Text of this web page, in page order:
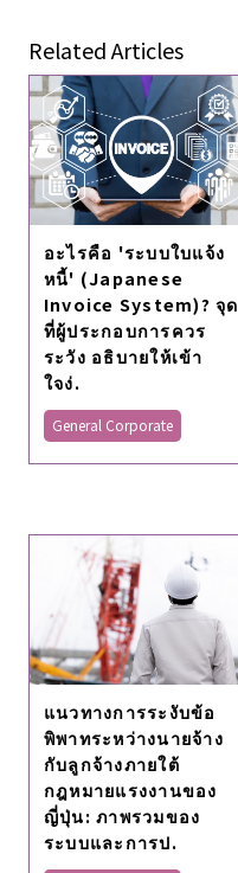
Related Articles
อะไรคือ 'ระบบใบแจ้ง
หนี้' (Japanese
Invoice System)? จุด
ที่ผู้ประกอบการควร
ระวัง อธิบายให้เข้า
ใจง่.
General Corporate
แนวทางการระงับข้อ
พิพาทระหว่างนายจ้าง
กับลูกจ้างภายใต้
กฎหมายแรงงานของ
ญี่ปุ่น: ภาพรวมของ
ระบบและการป.